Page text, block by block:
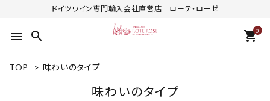
ドイツワイン専門輸入会社直営店 ローテ・ローゼ
menu search 0
shopping_cart
TOP > 味わいのタイプ
味わいのタイプ